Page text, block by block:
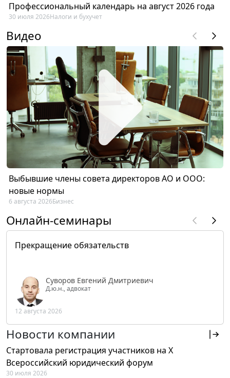
Профессиональный календарь на август 2026 года
30 июля 2026Налоги и бухучет
Видео
Выбывшие члены совета директоров АО и ООО:
новые нормы
6 августа 2026Бизнес
Онлайн-семинары
Прекращение обязательств
Суворов Евгений Дмитриевич
Д.ю.н., адвокат
12 августа 2026
Новости компании
Стартовала регистрация участников на X
Всероссийский юридический форум
30 июля 2026